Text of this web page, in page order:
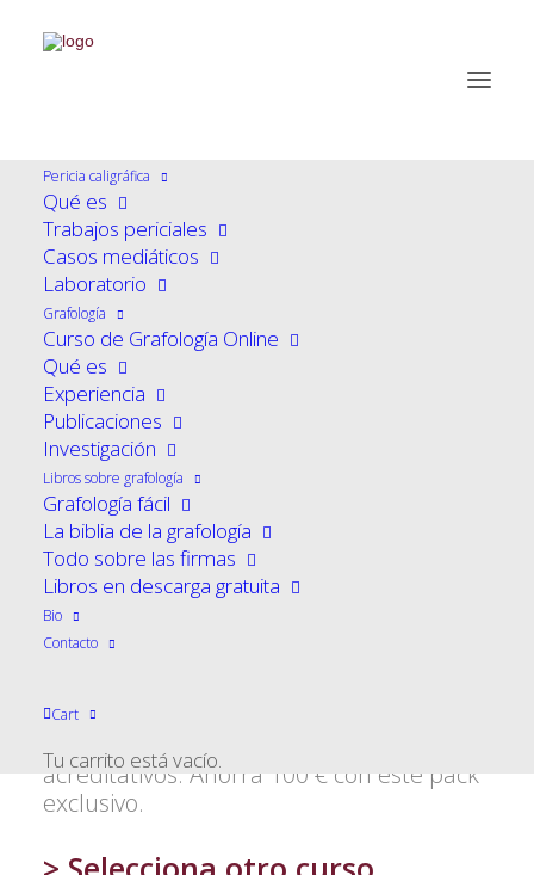
Pericia caligráfica
Qué es
Trabajos periciales
Casos mediáticos
Laboratorio
Grafología
Curso de Grafología Online
Qué es
Experiencia
Publicaciones
Investigación
Libros sobre grafología
Grafología fácil
La biblia de la grafología
Todo sobre las firmas
Libros en descarga gratuita
Bio
Contacto
Cart
Tu carrito está vacío.
¡OFERTA!
Pack Curso de Grafología
Online (Básico + Avanzado)
600,00€
El
precio
original
era:
600,00 €.
500,00 €
precio
actual
es:
Pack de cursos de grafología online:
«Básico + Avanzado» con José Javier
Simón. Fórmate de manera integral en
grafología con 106 vídeos y casi 23 horas
de formación. Aprende desde los
personalidad, emociones y conducta.
Incluye ejercicios, ejemplos y 2 diplomas
acreditativos. Ahorra 100 € con este pack
exclusivo.